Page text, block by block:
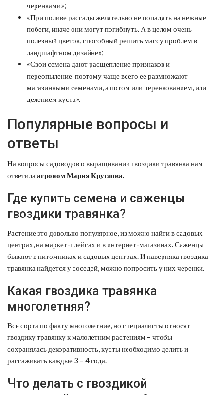
черенками»;
«При поливе рассады желательно не попадать на нежные
побеги, иначе они могут погибнуть. А в целом очень
полезный цветок, способный решить массу проблем в
ландшафтном дизайне»;
«Свои семена дают расщепление признаков и
переопыление, поэтому чаще всего ее размножают
магазинными семенами, а потом или черенкованием, или
делением куста».
Популярные вопросы и
ответы
На вопросы садоводов о выращивании гвоздики травянка нам
ответила агроном Мария Круглова.
Где купить семена и саженцы
гвоздики травянка?
Растение это довольно популярное, из можно найти в садовых
центрах, на маркет-плейсах и в интернет-магазинах. Саженцы
бывают в питомниках и садовых центрах. И наверняка гвоздика
травянка найдется у соседей, можно попросить у них черенки.
Какая гвоздика травянка
многолетняя?
Все сорта по факту многолетние, но специалисты относят
гвоздику травянку к малолетним растениям – чтобы
сохранялась декоративность, кусты необходимо делить и
рассаживать каждые 3 – 4 года.
Что делать с гвоздикой